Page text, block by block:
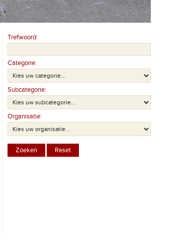
Trefwoord:
Categorie:
Subcategorie:
Organisatie: